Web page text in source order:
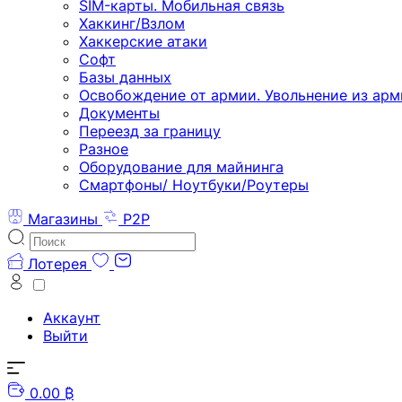
SIM-карты. Мобильная связь
Хаккинг/Взлом
Хаккерские атаки
Софт
Базы данных
Освобождение от армии. Увольнение из
Документы
Переезд за границу
Разное
Оборудование для майнинга
Смартфоны/ Ноутбуки/Роутеры
Магазины
P2P
Лотерея
Аккаунт
Выйти
0.00 ₿